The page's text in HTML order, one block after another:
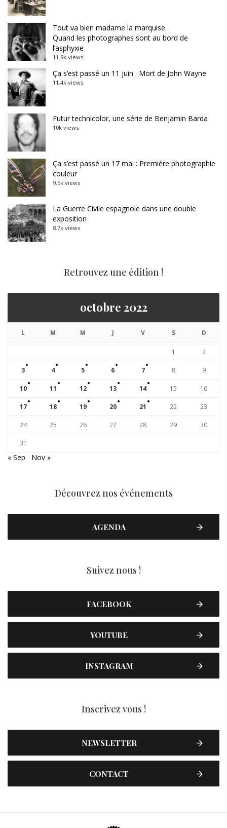
Tout va bien madame la marquise…
Quand les photographes sont au bord de
l’asphyxie
11.9k views
Ça s’est passé un 11 juin : Mort de John Wayne
11.4k views
Futur technicolor, une série de Benjamin Barda
10k views
Ça s’est passé un 17 mai : Première photographie
couleur
9.5k views
La Guerre Civile espagnole dans une double
exposition
8.7k views
Retrouvez une édition !
octobre 2022
L M M J V S D
1 2
3 4 5 6 7 8 9
10 11 12 13 14 15 16
17 18 19 20 21 22 23
24 25 26 27 28 29 30
31
« Sep Nov »
Découvrez nos événements
AGENDA
Suivez nous !
FACEBOOK
YOUTUBE
INSTAGRAM
Inscrivez vous !
NEWSLETTER
CONTACT